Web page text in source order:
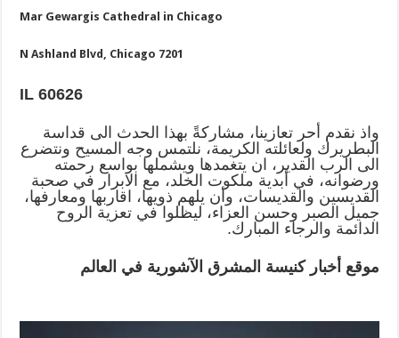
Mar Gewargis Cathedral in Chicago
7201 N Ashland Blvd, Chicago
IL 60626
واذ نقدم أحر تعازينا، مشاركةً بهذا الحدث الى قداسة
البطريرك ولعائلته الكريمة، نلتمس وجه المسيح ونتضرع
الى الرب القدير، ان يتغمدها ويشملها بواسع رحمته
ورضوانه، في أبدية ملكوت الخلد، مع الابرار في صحبة
القديسين والقديسات، وأن يلهم ذويها، اقاربها ومعارفها،
جميل الصبر وحسن العزاء، ليظلوا في تعزية الروح
الدائمة والرجاء المبارك.
موقع أخبار كنيسة المشرق الآشورية في العالم